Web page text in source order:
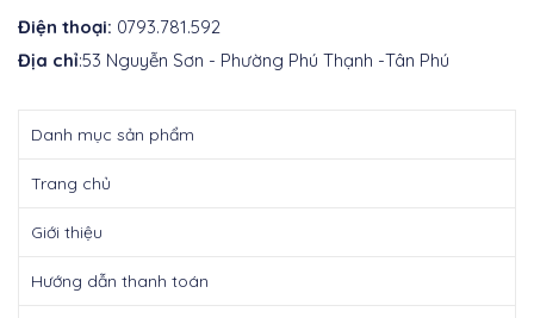
Điện thoại: 0793.781.592
Địa chỉ:53 Nguyễn Sơn - Phường Phú Thạnh -Tân Phú
Danh mục sản phẩm
Trang chủ
Giới thiệu
Hướng dẫn thanh toán